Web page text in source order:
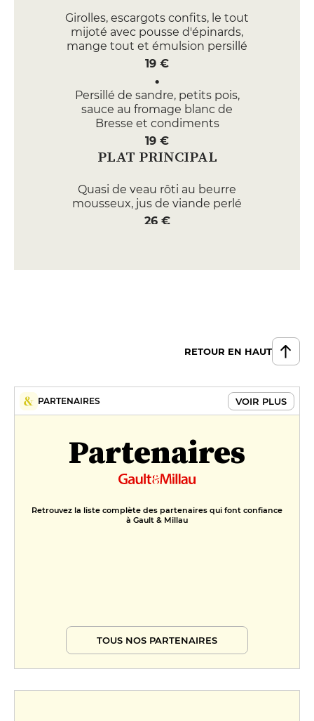
Girolles, escargots confits, le tout
mijoté avec pousse d'épinards,
mange tout et émulsion persillé
19 €
Persillé de sandre, petits pois,
sauce au fromage blanc de
Bresse et condiments
19 €
PLAT PRINCIPAL
Quasi de veau rôti au beurre
mousseux, jus de viande perlé
26 €
sauce vierge et note de mangue
vache de Côte d'Or
L'abricot en mille feuilles,
Chiboust, sorbet et coulis
FORMULES
Menu de la semaine
Menu Griottes
RETOUR EN HAUT
PARTENAIRES VOIR PLUS
Partenaires
Retrouvez la liste complète des partenaires qui font confiance
à Gault & Millau
TOUS NOS PARTENAIRES